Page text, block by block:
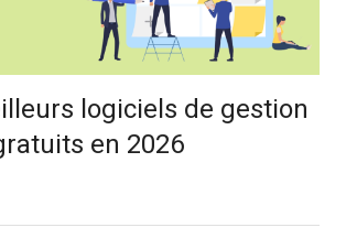
logiciels de gestion
en 2026